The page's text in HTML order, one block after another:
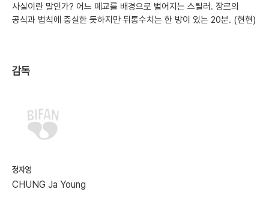
사실이란 말인가? 어느 폐교를 배경으로 벌어지는 스릴러. 장르의
공식과 법칙에 충실한 듯하지만 뒤통수치는 한 방이 있는 20분. (현현)
감독
정자영
CHUNG Ja Young